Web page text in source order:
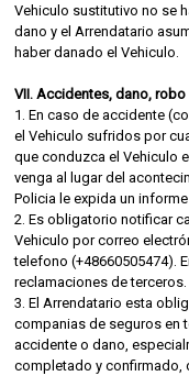
Vehiculo sustitutivo no se
dano y el Arrendatario
haber danado el Vehiculo.
VII. Accidentes, dano, robo
1. En caso de accidente
el Vehiculo sufridos por
que conduzca el Vehiculo
venga al lugar del
Policia le expida un
2. Es obligatorio notificar
Vehiculo por correo
telefono (+48660505474).
reclamaciones de terceros.
3. El Arrendatario esta
companias de seguros en
accidente o dano,
completado y confirmado,